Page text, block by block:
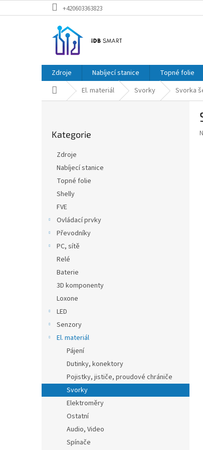
na
+420603363823
Zdroje Nabíjecí stanice Topné folie
Domů El. materiál Svorky Svorka
kategorie
Kategorie
Zdroje
Nabíjecí stanice
Topné folie
Shelly
FVE
Ovládací prvky
Převodníky
PC, sítě
Relé
Baterie
3D komponenty
Loxone
LED
Senzory
El. materiál
Pájení
Dutinky, konektory
Pojistky, jističe, proudové chrániče
Svorky
Elektroměry
Ostatní
Audio, Video
Spínače